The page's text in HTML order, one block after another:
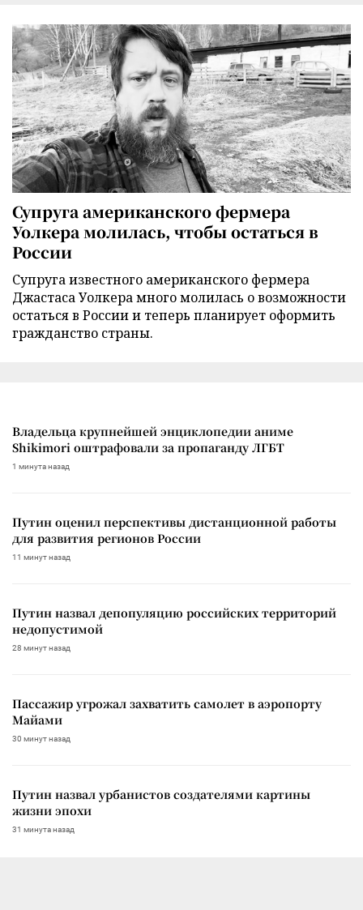
Супруга американского фермера
Уолкера молилась, чтобы остаться в
России
Супруга известного американского фермера
Джастаса Уолкера много молилась о возможности
остаться в России и теперь планирует оформить
гражданство страны.
Владельца крупнейшей энциклопедии аниме
Shikimori оштрафовали за пропаганду ЛГБТ
1 минута назад
Путин оценил перспективы дистанционной работы
для развития регионов России
11 минут назад
Путин назвал депопуляцию российских территорий
недопустимой
28 минут назад
Пассажир угрожал захватить самолет в аэропорту
Майами
30 минут назад
Путин назвал урбанистов создателями картины
жизни эпохи
31 минута назад